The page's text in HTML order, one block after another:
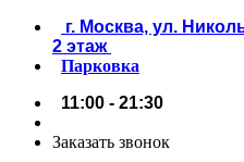
г. Москва, ул.
2 этаж
Парковка
11:00 - 21:30
Заказать звонок